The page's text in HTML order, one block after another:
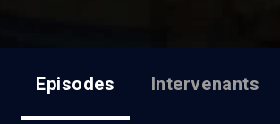
Episodes Intervenants